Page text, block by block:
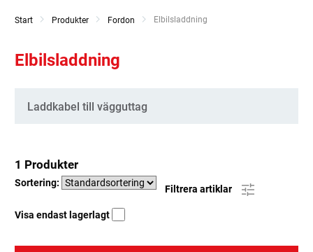
Start Produkter Fordon Current:
Elbilsladdning
Elbilsladdning
Kategorier
Laddkabel till vägguttag
1 Produkter
Sortering:
Filtrera artiklar
Visa endast lagerlagt